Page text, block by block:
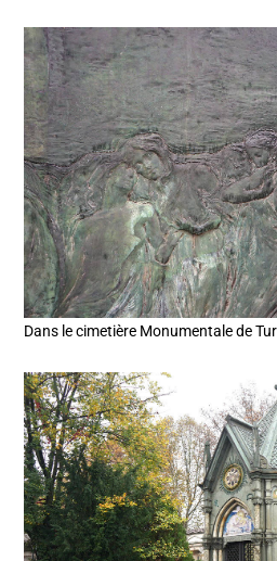
Dans le cimetière Monumentale de